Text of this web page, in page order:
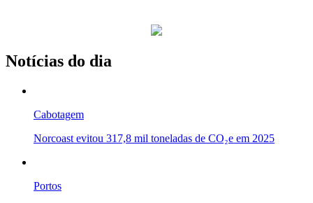
Notícias do dia
Cabotagem
Norcoast evitou 317,8 mil toneladas de CO₂e em 2025
Portos